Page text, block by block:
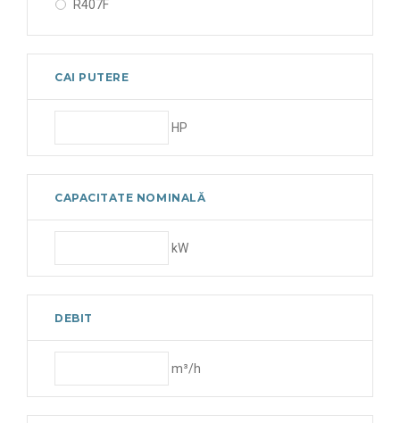
R407F
R410A
R449A
CAI PUTERE
HP
CAPACITATE NOMINALĂ
kW
DEBIT
m³/h